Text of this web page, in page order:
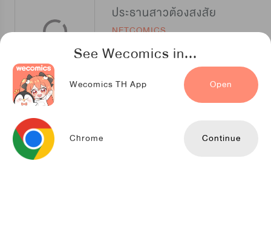
See Wecomics in...
Wecomics TH App Open
Chrome Continue
ประธานสาวต้องสงสัย
NETCOMICS
ความรักของเธอ ผู้ต่อต้านการแต่งงาน